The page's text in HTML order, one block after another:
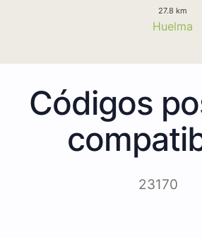
27.8 km
Huelma
Códigos
23170